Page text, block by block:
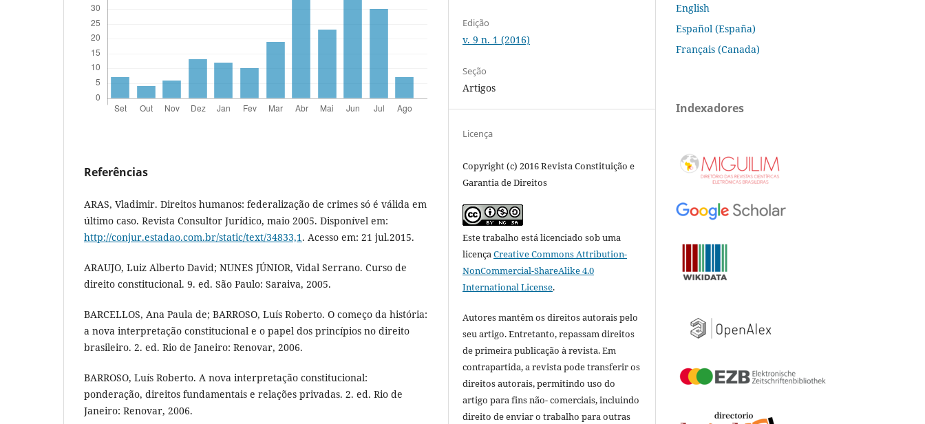
Referências
ARAS, Vladimir. Direitos humanos: federalização de crimes só é válida em
último caso. Revista Consultor Jurídico, maio 2005. Disponível em:
http://conjur.estadao.com.br/static/text/34833,1. Acesso em: 21 jul.2015.
ARAUJO, Luiz Alberto David; NUNES JÚNIOR, Vidal Serrano. Curso de
direito constitucional. 9. ed. São Paulo: Saraiva, 2005.
BARCELLOS, Ana Paula de; BARROSO, Luís Roberto. O começo da história:
a nova interpretação constitucional e o papel dos princípios no direito
brasileiro. 2. ed. Rio de Janeiro: Renovar, 2006.
BARROSO, Luís Roberto. A nova interpretação constitucional:
ponderação, direitos fundamentais e relações privadas. 2. ed. Rio de
Janeiro: Renovar, 2006.
Edição
v. 9 n. 1 (2016)
Seção
Artigos
Licença
Copyright (c) 2016 Revista Constituição e
Garantia de Direitos
Este trabalho está licenciado sob uma
licençaCreative Commons Attribution-
NonCommercial-ShareAlike 4.0
International License.
Autores mantêm os direitos autorais pelo
seu artigo. Entretanto, repassam direitos
de primeira publicação à revista. Em
contrapartida, a revista pode transferir os
direitos autorais, permitindo uso do
artigo para fins não- comerciais, incluindo
direito de enviar o trabalho para outras
English
Español (España)
Français (Canada)
Indexadores